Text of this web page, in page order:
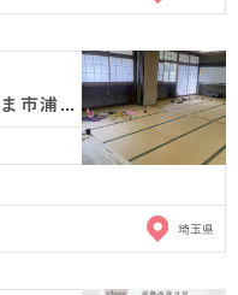
公民館骨盤スリムヨガ【さいたま市浦和 産後ヨガ】
埼玉県